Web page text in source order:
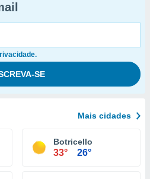
Mais cidades
Botricello
33° 26°